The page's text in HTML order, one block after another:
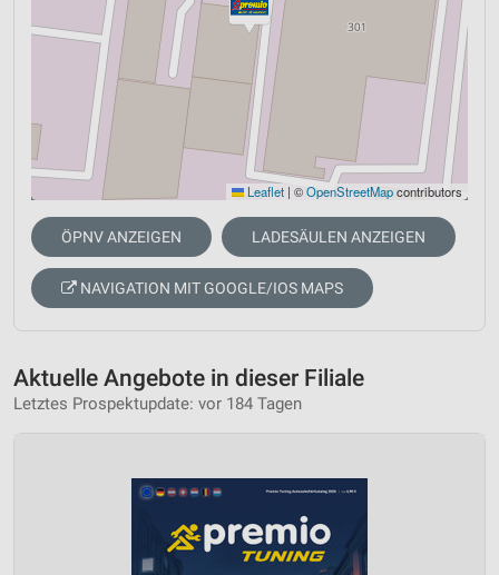
Leaflet | ©OpenStreetMapcontributors
ÖPNV ANZEIGEN LADESÄULEN ANZEIGEN
NAVIGATION MIT GOOGLE/IOS MAPS
Aktuelle Angebote in dieser Filiale
Letztes Prospektupdate: vor 184 Tagen